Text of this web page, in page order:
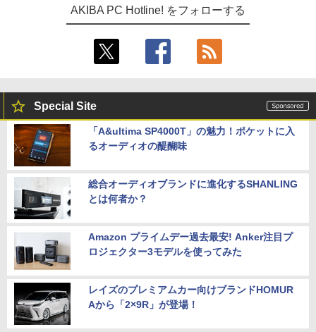
AKIBA PC Hotline! をフォローする
Special Site
「A&ultima SP4000T」の魅力！ポケットに入
るオーディオの醍醐味
総合オーディオブランドに進化するSHANLING
とは何者か？
Amazon プライムデー過去最安! Anker注目プ
ロジェクター3モデルを使ってみた
レイズのプレミアムカー向けブランドHOMUR
Aから「2×9R」が登場！